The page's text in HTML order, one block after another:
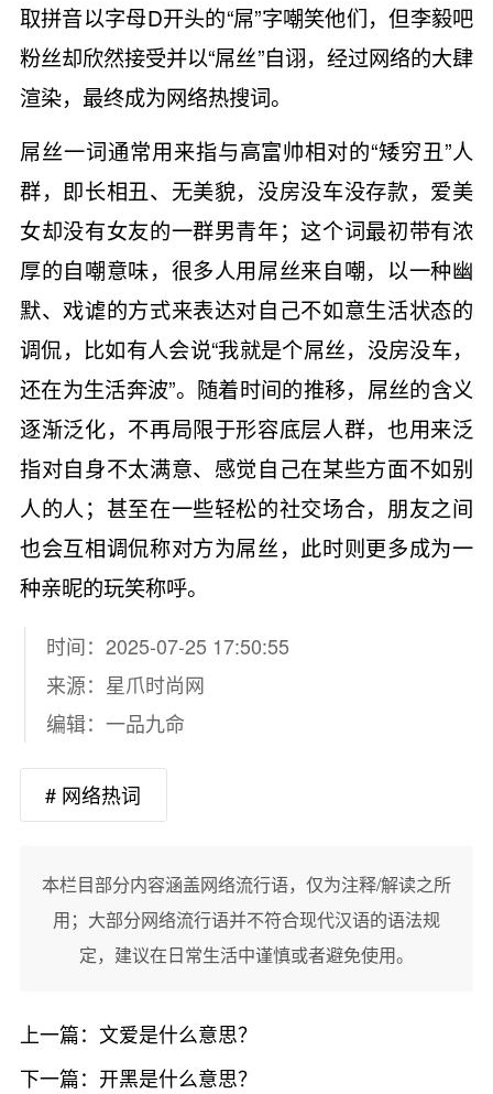
取拼音以字母D开头的“屌”字嘲笑他们，但李毅吧
粉丝却欣然接受并以“屌丝”自诩，经过网络的大肆
渲染，最终成为网络热搜词。
屌丝一词通常用来指与高富帅相对的“矮穷丑”人
群，即长相丑、无美貌，没房没车没存款，爱美
女却没有女友的一群男青年；这个词最初带有浓
厚的自嘲意味，很多人用屌丝来自嘲，以一种幽
默、戏谑的方式来表达对自己不如意生活状态的
调侃，比如有人会说“我就是个屌丝，没房没车，
还在为生活奔波”。随着时间的推移，屌丝的含义
逐渐泛化，不再局限于形容底层人群，也用来泛
指对自身不太满意、感觉自己在某些方面不如别
人的人；甚至在一些轻松的社交场合，朋友之间
也会互相调侃称对方为屌丝，此时则更多成为一
种亲昵的玩笑称呼。
时间：2025-07-25 17:50:55
来源： 星爪时尚网
编辑：一品九命
# 网络热词
本栏目部分内容涵盖网络流行语，仅为注释/解读之所
用；大部分网络流行语并不符合现代汉语的语法规
定，建议在日常生活中谨慎或者避免使用。
上一篇： 文爱是什么意思？
下一篇： 开黑是什么意思？